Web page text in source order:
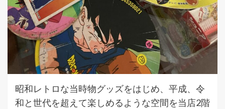
昭和レトロな当時物グッズをはじめ、平成、令
和と世代を超えて楽しめるような空間を当店2階